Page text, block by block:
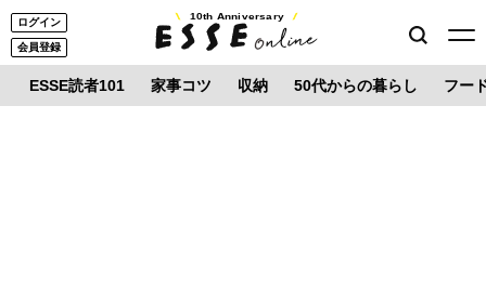
ログイン
会員登録
10th Anniversary
ESSE読者101 家事コツ 収納 50代からの暮らし フー